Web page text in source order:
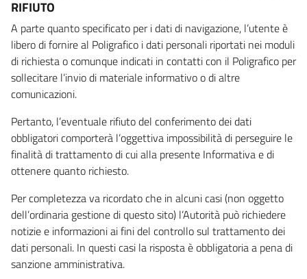
RIFIUTO
A parte quanto specificato per i dati di navigazione, l’utente è
libero di fornire al Poligrafico i dati personali riportati nei moduli
di richiesta o comunque indicati in contatti con il Poligrafico per
sollecitare l’invio di materiale informativo o di altre
comunicazioni.
Pertanto, l’eventuale rifiuto del conferimento dei dati
obbligatori comporterà l’oggettiva impossibilità di perseguire le
finalità di trattamento di cui alla presente Informativa e di
ottenere quanto richiesto.
Per completezza va ricordato che in alcuni casi (non oggetto
dell’ordinaria gestione di questo sito) l’Autorità può richiedere
notizie e informazioni ai fini del controllo sul trattamento dei
dati personali. In questi casi la risposta è obbligatoria a pena di
sanzione amministrativa.